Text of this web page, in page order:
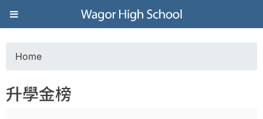
Jump to navigation
葳
格
高
o
Home
升學金榜